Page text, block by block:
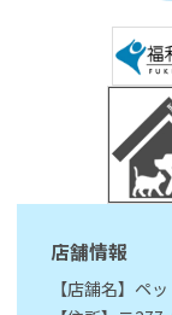
店舗情報
【店舗名】ペ